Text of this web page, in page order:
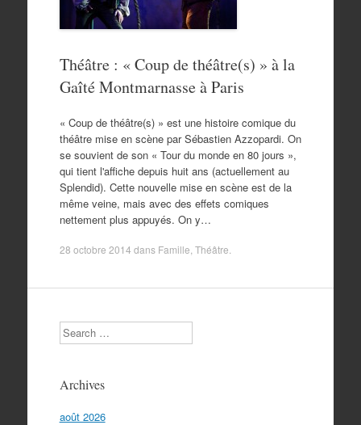
Théâtre : « Coup de théâtre(s) » à la
Gaîté Montmarnasse à Paris
« Coup de théâtre(s) » est une histoire comique du
théâtre mise en scène par Sébastien Azzopardi. On
se souvient de son « Tour du monde en 80 jours »,
qui tient l'affiche depuis huit ans (actuellement au
Splendid). Cette nouvelle mise en scène est de la
même veine, mais avec des effets comiques
nettement plus appuyés. On y…
28 octobre 2014 dans Famille Théâtre
Search
Archives
août 2026